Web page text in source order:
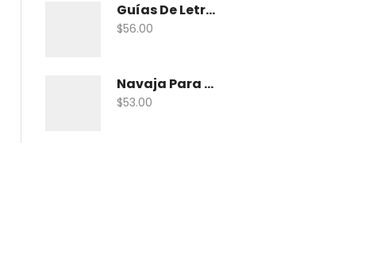
Guías De Letras Maped 38005 No. 5
$56.00
Navaja Para Exacto Olfa Asbb-10 C/10 Nav
$53.00